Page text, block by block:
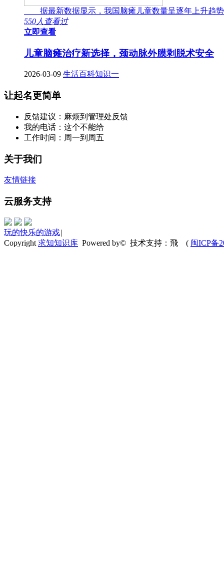
据最新数据显示，我国脑瘫儿童数量呈逐年上升趋势
550人查看过
立即查看
儿童脑瘫治疗新选择，颈动脉外膜剥脱术安全
2026-03-09 生活百科知识一
让起名更简单
反馈建议：麻烦到管理处反馈
我的电话：这个不能给
工作时间：周一到周五
关于我们
友情链接
云服务支持
玩的快乐的游戏|
Copyright 求知知识库 Powered by© 技术支持：飛 ( 闽ICP备